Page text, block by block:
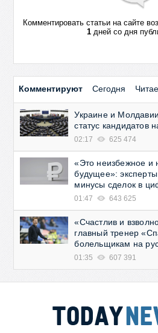
Комментировать статьи на сайте
1дней со дня
Комментируют Сегодня
Украине и
статус кандидатов
02:17 625 474
«Это неизбежное и
будущее»:
минусы сделок в
01:47 643 625
«Счастлив и
главный тренер
болельщикам на
01:35 607 391